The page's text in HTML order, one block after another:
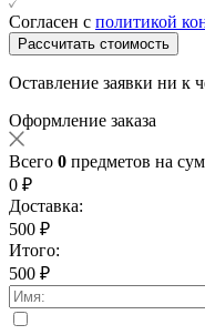
Согласен с политикой
Рассчитать стоимость
Оставление заявки ни к
Оформление заказа
Всего 0 предметов на
0 ₽
Доставка:
500 ₽
Итого:
500 ₽